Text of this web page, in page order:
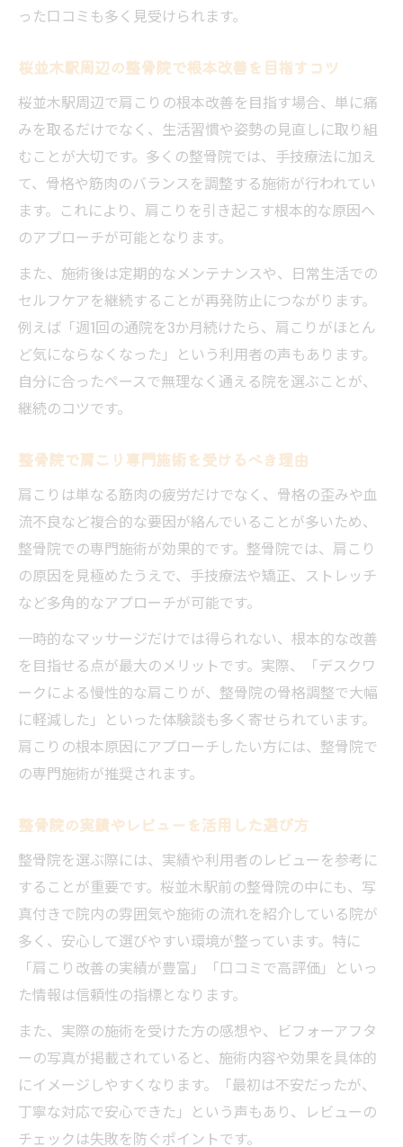
桜並木駅近くの整骨院利用で重視したい項
整骨院選びで口コミや写真を参考にするメ
リット
肩こり施術を受ける前の事前準備のポイン
ト
整骨院利用時のアクセスや受付方法の工夫
点
肩こり治療とマッサージの違いに迫る
整骨院の肩こり治療と一般マッサージの違
い
肩こり改善で整骨院を選ぶメリットとは
マッサージが肩こりに効きにくい理由を解
説
整骨院独自の肩こりアプローチの特徴
根本改善を目指すなら整骨院が最適な理由
肩こり根本改善のための整骨院通院頻度と
は
効果を高める整骨院での通院スケジュール
例
整骨院通院時に意識したい生活習慣の見直
整骨院での施術後に取り組むセルフケア方
法
肩こり改善に向けた整骨院通院の継続ポイ
ント
駅近整骨院で忙しい方も肩こり改善が可能
に
整骨院へのアクセス利便性が通院継続に与
える効果
理想の整骨院施術を受ける際のアクセス重
視の選択
仕事帰りに通える整骨院で肩こりを効率改
善
整骨院の予約や受付方法でストレス軽減実
現
った口コミも多く見受けられます。
桜並木駅周辺の整骨院で根本改善を目指すコツ
桜並木駅周辺で肩こりの根本改善を目指す場合、単に痛
みを取るだけでなく、生活習慣や姿勢の見直しに取り組
むことが大切です。多くの整骨院では、手技療法に加え
て、骨格や筋肉のバランスを調整する施術が行われてい
ます。これにより、肩こりを引き起こす根本的な原因へ
のアプローチが可能となります。
また、施術後は定期的なメンテナンスや、日常生活での
セルフケアを継続することが再発防止につながります。
例えば「週1回の通院を3か月続けたら、肩こりがほとん
ど気にならなくなった」という利用者の声もあります。
自分に合ったペースで無理なく通える院を選ぶことが、
継続のコツです。
整骨院で肩こり専門施術を受けるべき理由
肩こりは単なる筋肉の疲労だけでなく、骨格の歪みや血
流不良など複合的な要因が絡んでいることが多いため、
整骨院での専門施術が効果的です。整骨院では、肩こり
の原因を見極めたうえで、手技療法や矯正、ストレッチ
など多角的なアプローチが可能です。
一時的なマッサージだけでは得られない、根本的な改善
を目指せる点が最大のメリットです。実際、「デスクワ
ークによる慢性的な肩こりが、整骨院の骨格調整で大幅
に軽減した」といった体験談も多く寄せられています。
肩こりの根本原因にアプローチしたい方には、整骨院で
の専門施術が推奨されます。
整骨院の実績やレビューを活用した選び方
整骨院を選ぶ際には、実績や利用者のレビューを参考に
することが重要です。桜並木駅前の整骨院の中にも、写
真付きで院内の雰囲気や施術の流れを紹介している院が
多く、安心して選びやすい環境が整っています。特に
「肩こり改善の実績が豊富」「口コミで高評価」といっ
た情報は信頼性の指標となります。
また、実際の施術を受けた方の感想や、ビフォーアフタ
ーの写真が掲載されていると、施術内容や効果を具体的
にイメージしやすくなります。「最初は不安だったが、
丁寧な対応で安心できた」という声もあり、レビューの
チェックは失敗を防ぐポイントです。